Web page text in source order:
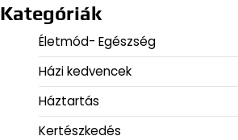
Kategóriák
Életmód- Egészség
Házi kedvencek
Háztartás
Kertészkedés